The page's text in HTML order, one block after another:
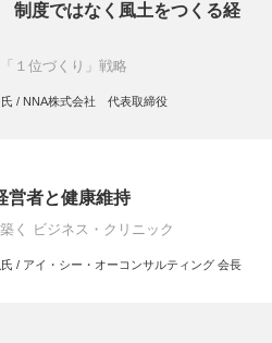
制度ではなく風土をつくる経
１位づくり」戦略
氏 / NNA株式会社 代表取締役
者と健康維持
く ビジネス・クリニック
/ アイ・シー・オーコンサルティング 会長